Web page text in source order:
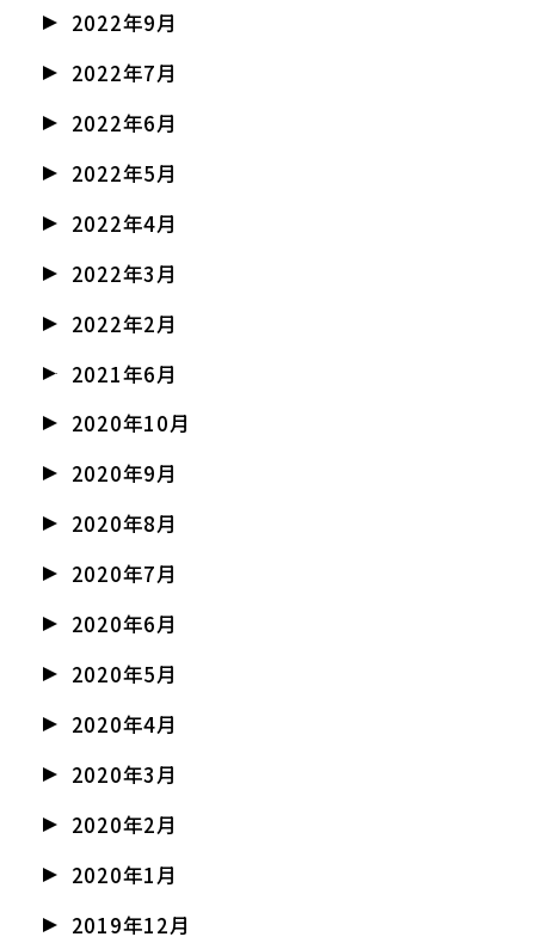
2022年9月
2022年7月
2022年6月
2022年5月
2022年4月
2022年3月
2022年2月
2021年6月
2020年10月
2020年9月
2020年8月
2020年7月
2020年6月
2020年5月
2020年4月
2020年3月
2020年2月
2020年1月
2019年12月